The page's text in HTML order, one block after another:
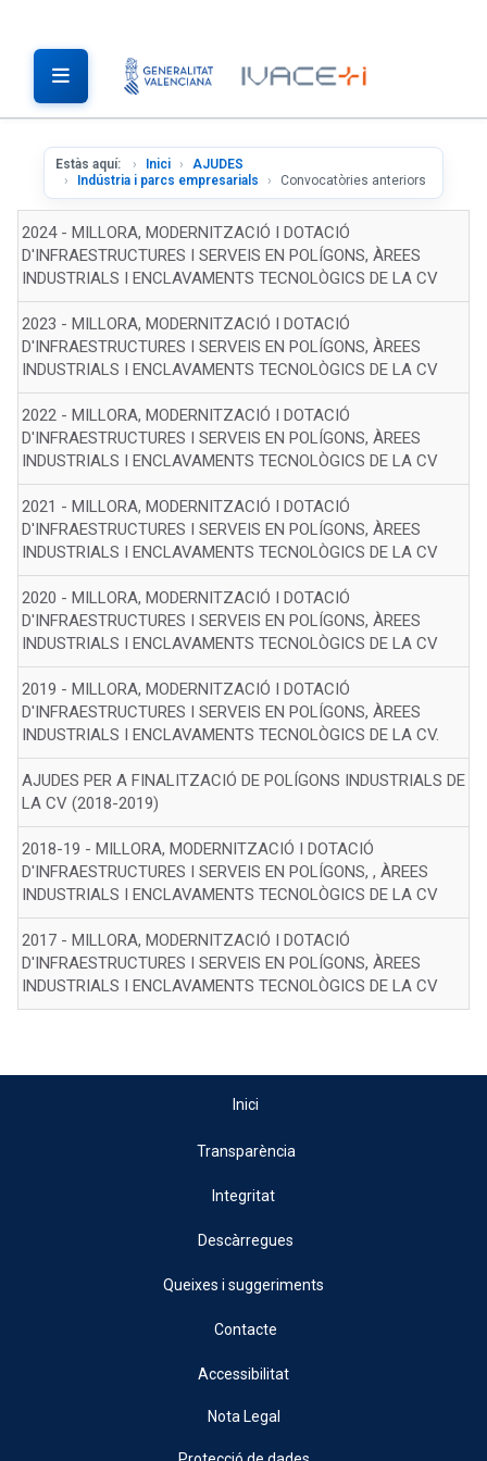
Estàs aquí: Inici
AJUDES
Indústria i parcs empresarials
Convocatòries anteriors
2024 - MILLORA, MODERNITZACIÓ I DOTACIÓ
D'INFRAESTRUCTURES I SERVEIS EN POLÍGONS, ÀREES
INDUSTRIALS I ENCLAVAMENTS TECNOLÒGICS DE LA CV
2023 - MILLORA, MODERNITZACIÓ I DOTACIÓ
D'INFRAESTRUCTURES I SERVEIS EN POLÍGONS, ÀREES
INDUSTRIALS I ENCLAVAMENTS TECNOLÒGICS DE LA CV
2022 - MILLORA, MODERNITZACIÓ I DOTACIÓ
D'INFRAESTRUCTURES I SERVEIS EN POLÍGONS, ÀREES
INDUSTRIALS I ENCLAVAMENTS TECNOLÒGICS DE LA CV
2021 - MILLORA, MODERNITZACIÓ I DOTACIÓ
D'INFRAESTRUCTURES I SERVEIS EN POLÍGONS, ÀREES
INDUSTRIALS I ENCLAVAMENTS TECNOLÒGICS DE LA CV
2020 - MILLORA, MODERNITZACIÓ I DOTACIÓ
D'INFRAESTRUCTURES I SERVEIS EN POLÍGONS, ÀREES
INDUSTRIALS I ENCLAVAMENTS TECNOLÒGICS DE LA CV
2019 - MILLORA, MODERNITZACIÓ I DOTACIÓ
D'INFRAESTRUCTURES I SERVEIS EN POLÍGONS, ÀREES
INDUSTRIALS I ENCLAVAMENTS TECNOLÒGICS DE LA CV.
AJUDES PER A FINALITZACIÓ DE POLÍGONS INDUSTRIALS DE
LA CV (2018-2019)
2018-19 - MILLORA, MODERNITZACIÓ I DOTACIÓ
D'INFRAESTRUCTURES I SERVEIS EN POLÍGONS, , ÀREES
INDUSTRIALS I ENCLAVAMENTS TECNOLÒGICS DE LA CV
2017 - MILLORA, MODERNITZACIÓ I DOTACIÓ
D'INFRAESTRUCTURES I SERVEIS EN POLÍGONS, ÀREES
INDUSTRIALS I ENCLAVAMENTS TECNOLÒGICS DE LA CV
Inici
Transparència
Integritat
Descàrregues
Queixes i suggeriments
Contacte
Accessibilitat
Nota Legal